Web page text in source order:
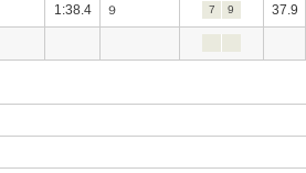
1:38.4 ９ 7 9 37.9